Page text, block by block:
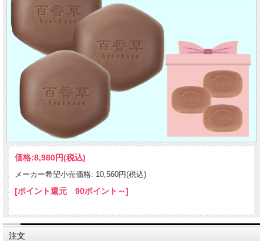
価格:8,980円(税込)
メーカー希望小売価格: 10,560円(税込)
[ポイント還元 90ポイント～]
注文